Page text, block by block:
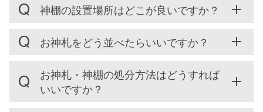
神棚の設置場所はどこが良いですか？
お神札をどう並べたらいいですか？
お神札・神棚の処分方法はどうすれば
いいですか？